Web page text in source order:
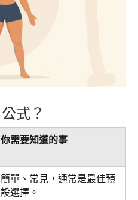
式？
你需要知道的事
簡單、常見，通常是最佳預
設選擇。